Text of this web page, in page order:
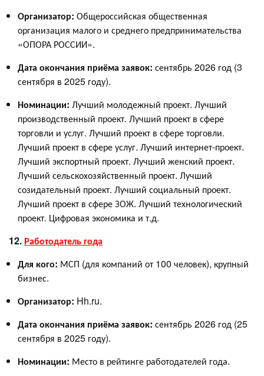
Организатор: Общероссийская общественная
организация малого и среднего предпринимательства
«ОПОРА РОССИИ».
Дата окончания приёма заявок: сентябрь 2026 год (3
сентября в 2025 году).
Номинации: Лучший молодежный проект. Лучший
производственный проект. Лучший проект в сфере
торговли и услуг. Лучший проект в сфере торговли.
Лучший проект в сфере услуг. Лучший интернет-проект.
Лучший экспортный проект. Лучший женский проект.
Лучший сельскохозяйственный проект. Лучший
созидательный проект. Лучший социальный проект.
Лучший проект в сфере ЗОЖ. Лучший технологический
проект. Цифровая экономика и т.д.
12.Работодатель года
Для кого: МСП (для компаний от 100 человек), крупный
бизнес.
Организатор: Hh.ru.
Дата окончания приёма заявок: сентябрь 2026 год (25
сентября в 2025 году).
Номинации: Место в рейтинге работодателей года.